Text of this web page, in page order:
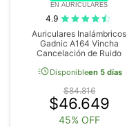
EN AURICULARES
4.9
Auriculares Inalámbricos
Gadnic A164 Vincha
Cancelación de Ruido
acuteDisponibleen 5 días
$84.816
$46.649
45% OFF